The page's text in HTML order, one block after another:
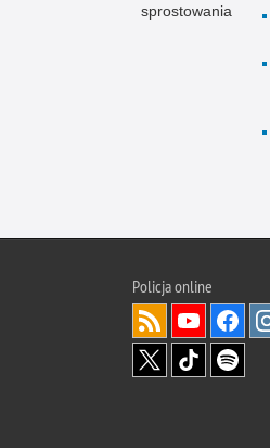
sprostowania
Policjaonline